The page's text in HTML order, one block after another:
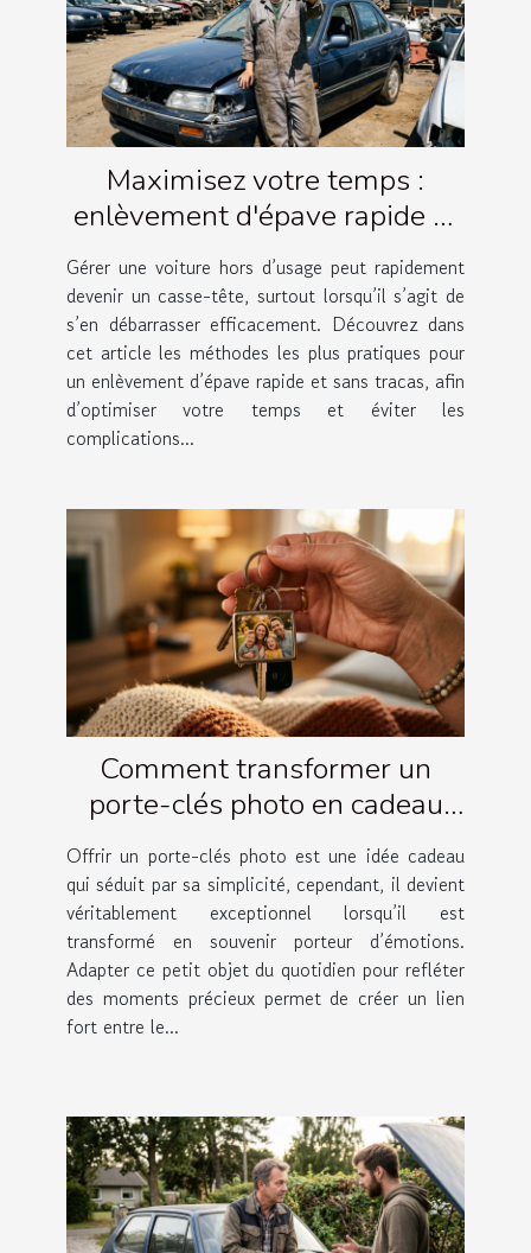
Maximisez votre temps :
enlèvement d'épave rapide et
simple
Gérer une voiture hors d’usage peut rapidement
devenir un casse-tête, surtout lorsqu’il s’agit de
s’en débarrasser efficacement. Découvrez dans
cet article les méthodes les plus pratiques pour
un enlèvement d’épave rapide et sans tracas, afin
d’optimiser votre temps et éviter les
complications...
Comment transformer un
porte-clés photo en cadeau
émotionnel ?
Offrir un porte-clés photo est une idée cadeau
qui séduit par sa simplicité, cependant, il devient
véritablement exceptionnel lorsqu’il est
transformé en souvenir porteur d’émotions.
Adapter ce petit objet du quotidien pour refléter
des moments précieux permet de créer un lien
fort entre le...